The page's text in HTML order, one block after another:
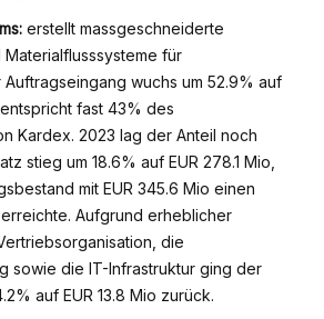
erstellt massgeschneiderte
für
wuchs um 52.9% auf
entspricht fast 43% des
Kardex. 2023 lag der Anteil noch
stieg um 18.6% auf EUR 278.1 Mio,
mit EUR 345.6 Mio einen
Aufgrund erheblicher
die
sowie die IT-Infrastruktur ging der
auf EUR 13.8 Mio zurück.